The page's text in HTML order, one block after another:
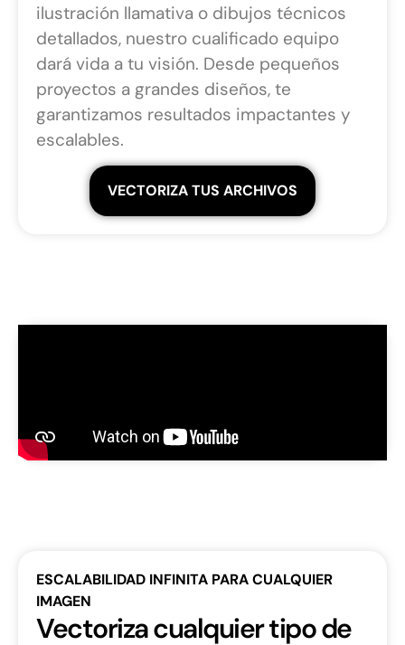
ilustración llamativa o dibujos técnicos
detallados, nuestro cualificado equipo
dará vida a tu visión. Desde pequeños
proyectos a grandes diseños, te
garantizamos resultados impactantes y
escalables.
VECTORIZA TUS ARCHIVOS
ESCALABILIDAD INFINITA PARA CUALQUIER
IMAGEN
Vectoriza cualquier tipo de